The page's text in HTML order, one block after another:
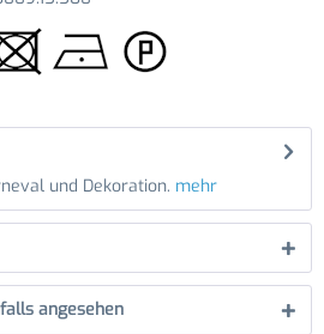
und Dekoration. mehr
angesehen